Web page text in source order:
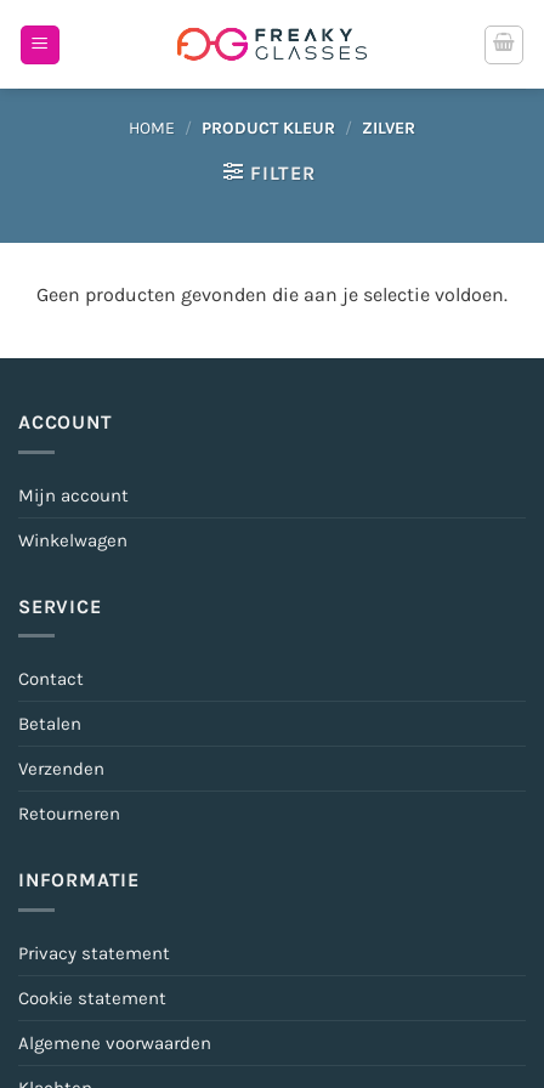
naar
HOME / PRODUCT KLEUR / ZILVER
FILTER
Geen producten gevonden die aan je selectie voldoen.
ACCOUNT
Mijn account
Winkelwagen
SERVICE
Contact
Betalen
Verzenden
Retourneren
INFORMATIE
Privacy statement
Cookie statement
Algemene voorwaarden